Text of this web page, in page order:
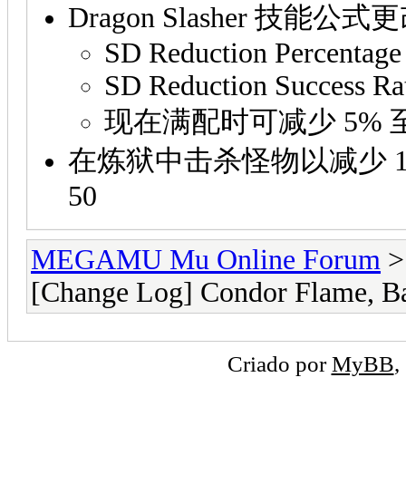
Dragon Slasher 技能公式
SD Reduction
SD Reduction Success
现在满配时可减少 5%
在炼狱中击杀怪物以减少
50
MEGAMU Mu Online Forum
[Change Log] Condor Flame,
Criado porMyBB,